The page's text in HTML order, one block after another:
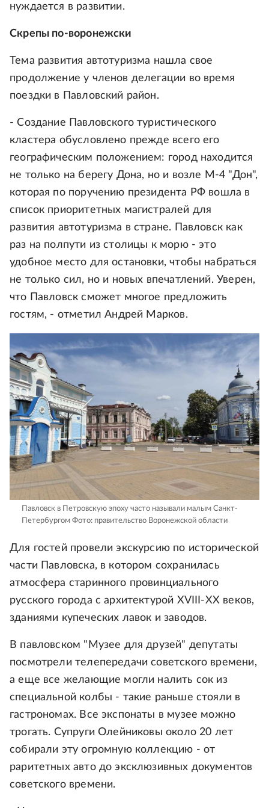
нуждается в развитии.
Скрепы по-воронежски
Тема развития автотуризма нашла свое
продолжение у членов делегации во время
поездки в Павловский район.
- Создание Павловского туристического
кластера обусловлено прежде всего его
географическим положением: город находится
не только на берегу Дона, но и возле М-4 "Дон",
которая по поручению президента РФ вошла в
список приоритетных магистралей для
развития автотуризма в стране. Павловск как
раз на полпути из столицы к морю - это
удобное место для остановки, чтобы набраться
не только сил, но и новых впечатлений. Уверен,
что Павловск сможет многое предложить
гостям, - отметил Андрей Марков.
Павловск в Петровскую эпоху часто называли малым Санкт-
Петербургом Фото: правительство Воронежской области
Для гостей провели экскурсию по исторической
части Павловска, в котором сохранилась
атмосфера старинного провинциального
русского города с архитектурой XVIII-XX веков,
зданиями купеческих лавок и заводов.
В павловском "Музее для друзей" депутаты
посмотрели телепередачи советского времени,
а еще все желающие могли налить сок из
специальной колбы - такие раньше стояли в
гастрономах. Все экспонаты в музее можно
трогать. Супруги Олейниковы около 20 лет
собирали эту огромную коллекцию - от
раритетных авто до эксклюзивных документов
советского времени.